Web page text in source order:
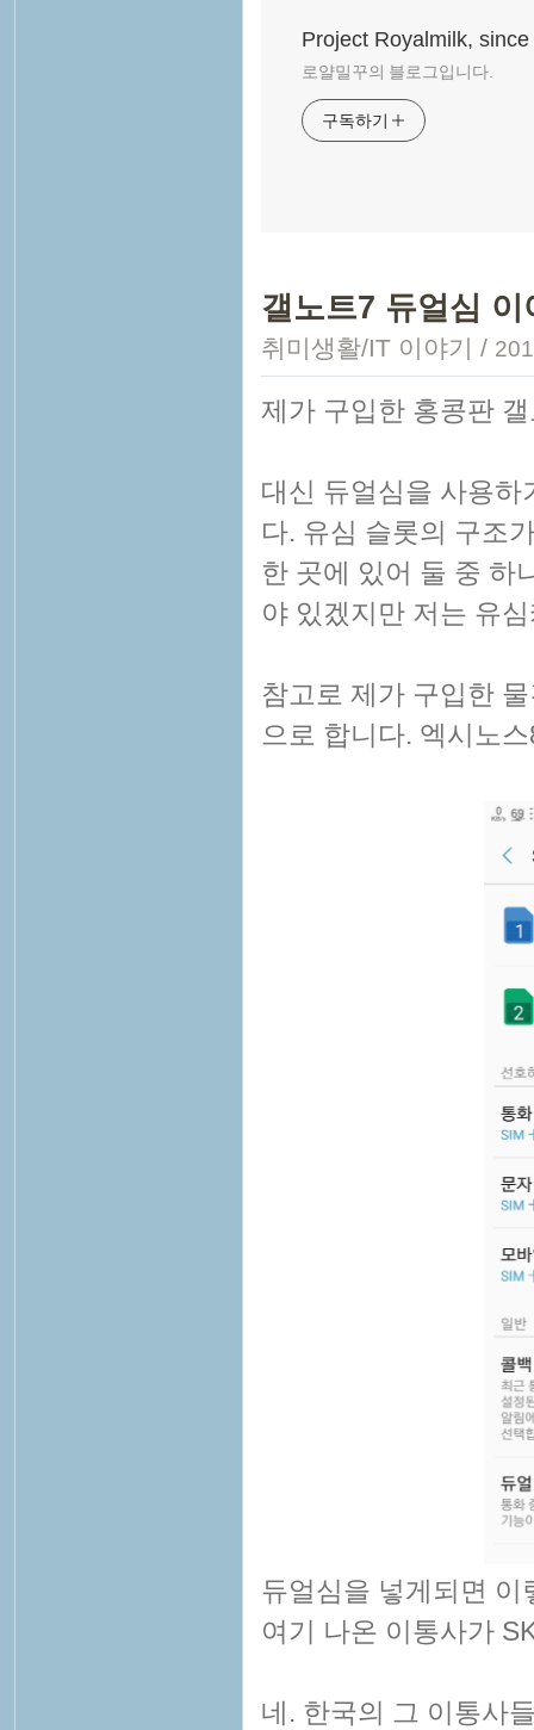
Project Royalmilk,
로얄밀꾸의 블로그입니다.
구독하기
갤노트7 듀얼심 이
취미생활/IT 이야기 /
제가 구입한 홍콩판
대신 듀얼심을 사용
다. 유심 슬롯의 구조
한 곳에 있어 둘 중 하
야 있겠지만 저는 유
참고로 제가 구입한
으로 합니다. 엑시노
듀얼심을 넣게되면 이
여기 나온 이통사가
네. 한국의 그 이통사